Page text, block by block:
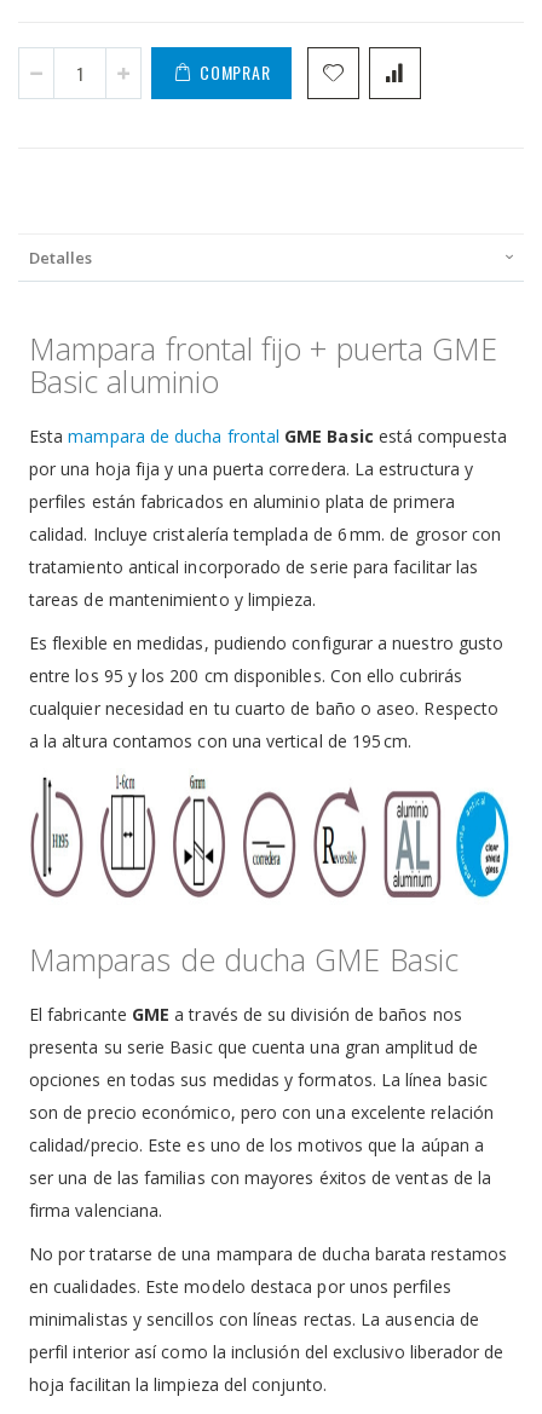
COMPRAR
Detalles
Mampara frontal fijo + puerta GME
Basic aluminio
Estamampara de ducha frontal GME Basic está compuesta
por una hoja fija y una puerta corredera. La estructura y
perfiles están fabricados en aluminio plata de primera
calidad. Incluye cristalería templada de 6 mm. de grosor con
tratamiento antical incorporado de serie para facilitar las
tareas de mantenimiento y limpieza.
Es flexible en medidas, pudiendo configurar a nuestro gusto
entre los 95 y los 200 cm disponibles. Con ello cubrirás
cualquier necesidad en tu cuarto de baño o aseo. Respecto
a la altura contamos con una vertical de 195 cm.
Mamparas de ducha GME Basic
El fabricante GME a través de su división de baños nos
presenta su serie Basic que cuenta una gran amplitud de
opciones en todas sus medidas y formatos. La línea basic
son de precio económico, pero con una excelente relación
calidad/precio. Este es uno de los motivos que la aúpan a
ser una de las familias con mayores éxitos de ventas de la
firma valenciana.
No por tratarse de una mampara de ducha barata restamos
en cualidades. Este modelo destaca por unos perfiles
minimalistas y sencillos con líneas rectas. La ausencia de
perfil interior así como la inclusión del exclusivo liberador de
hoja facilitan la limpieza del conjunto.